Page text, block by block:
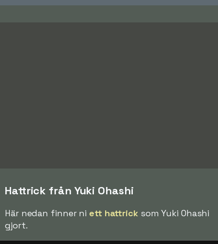
Hattrick från Yuki Ohashi
Här nedan finner ni ett hattricksom Yuki Ohashi
gjort.